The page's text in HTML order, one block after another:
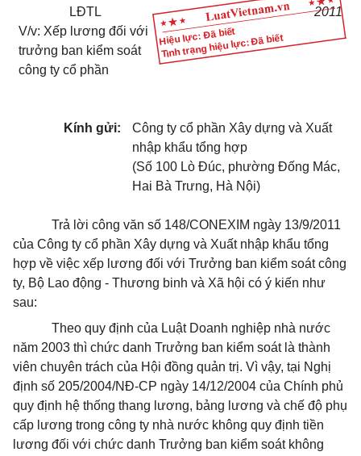
Hiệu lực: Đã biết
Tình trạng hiệu lực: Đã biết
LĐTL
V/v: Xếp lương đối với
trưởng ban kiểm soát
công ty cổ phần
2011
Kính gửi:
Công ty cổ phần Xây dựng và Xuất
nhập khẩu tổng hợp
(Số 100 Lò Đúc, phường Đống Mác,
Hai Bà Trưng, Hà Nội)
Trả lời công văn số 148/CONEXIM ngày 13/9/2011
của Công ty cổ phần Xây dựng và Xuất nhập khẩu tổng
hợp về việc xếp lương đối với Trưởng ban kiểm soát công
ty, Bộ Lao động - Thương binh và Xã hội có ý kiến như
sau:
Theo quy định của Luật Doanh nghiệp nhà nước
năm 2003 thì chức danh Trưởng ban kiểm soát là thành
viên chuyên trách của Hội đồng quản trị. Vì vậy, tại Nghị
định số 205/2004/NĐ-CP ngày 14/12/2004 của Chính phủ
quy định hệ thống thang lương, bảng lương và chế độ phụ
cấp lương trong công ty nhà nước không quy định tiền
lương đối với chức danh Trưởng ban kiểm soát không